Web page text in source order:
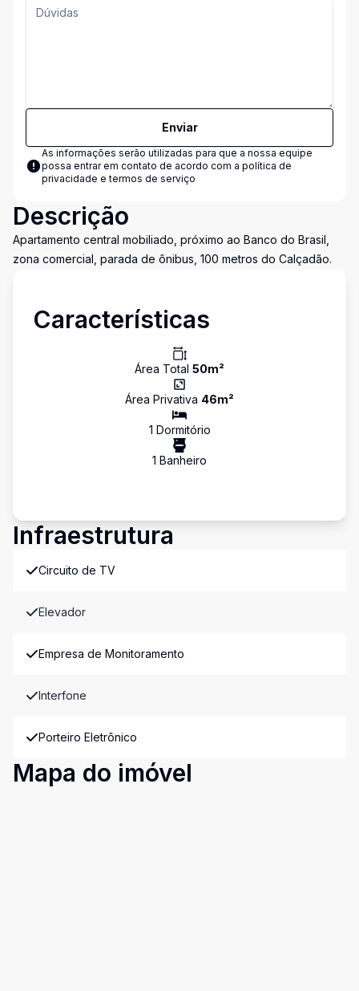
Enviar
As informações serão utilizadas para que a nossa equipe
possa entrar em contato de acordo com a política de
privacidade e termos de serviço
Descrição
Apartamento central mobiliado, próximo ao Banco do Brasil,
zona comercial, parada de ônibus, 100 metros do Calçadão.
Características
Área Total 50m²
Área Privativa 46m²
1 Dormitório
1 Banheiro
Infraestrutura
Circuito de TV
Elevador
Empresa de Monitoramento
Interfone
Porteiro Eletrônico
Mapa do imóvel